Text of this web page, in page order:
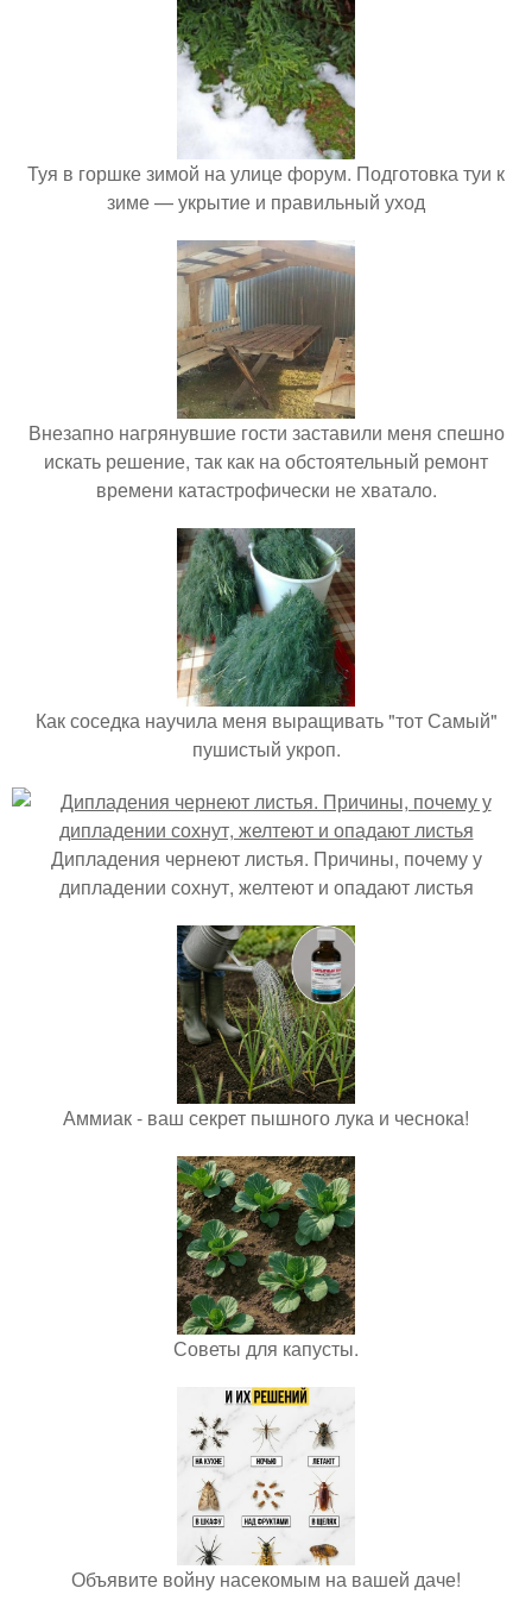
Туя в горшке зимой на улице форум. Подготовка туи к
зиме — укрытие и правильный уход
Внезапно нагрянувшие гости заставили меня спешно
искать решение, так как на обстоятельный ремонт
времени катастрофически не хватало.
Как соседка научила меня выращивать "тот Самый"
пушистый укроп.
Дипладения чернеют листья. Причины, почему у
дипладении сохнут, желтеют и опадают листья
Аммиак - ваш секрет пышного лука и чеснока!
Советы для капусты.
Объявите войну насекомым на вашей даче!